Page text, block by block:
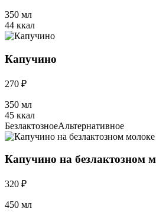
350 мл
44 ккал
Капучино
270 ₽
350 мл
45 ккал
БезлактозноеАльтернативное
Капучино на безлактозном
320 ₽
450 мл